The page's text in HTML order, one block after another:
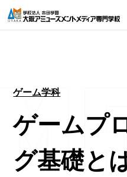
ゲーム学科
ゲームプ
グ基礎と